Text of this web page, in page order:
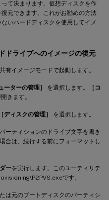
て決まります。仮想ディスクを作
元できます。これがお勧めの方法
いハードディスクを使用してイメ
ドライブへのイメージの復元
有イメージモードで起動します。
ーターの管理］ を選択します。
［コ
きます。
［ディスクの管理］ を選択します。
ーティションのドライブ文字を書き
合は、続行する前にフォーマットし
ーを実行します。このユーティリテ
です。
は元のブートディスクのパーティシ